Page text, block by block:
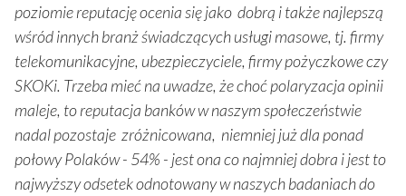
poziomie reputację ocenia się jako dobrą i także najlepszą
wśród innych branż świadczących usługi masowe, tj. firmy
telekomunikacyjne, ubezpieczyciele, firmy pożyczkowe czy
SKOKi. Trzeba mieć na uwadze, że choć polaryzacja opinii
maleje, to reputacja banków w naszym społeczeństwie
nadal pozostaje zróżnicowana, niemniej już dla ponad
połowy Polaków - 54% - jest ona co najmniej dobra i jest to
najwyższy odsetek odnotowany w naszych badaniach do